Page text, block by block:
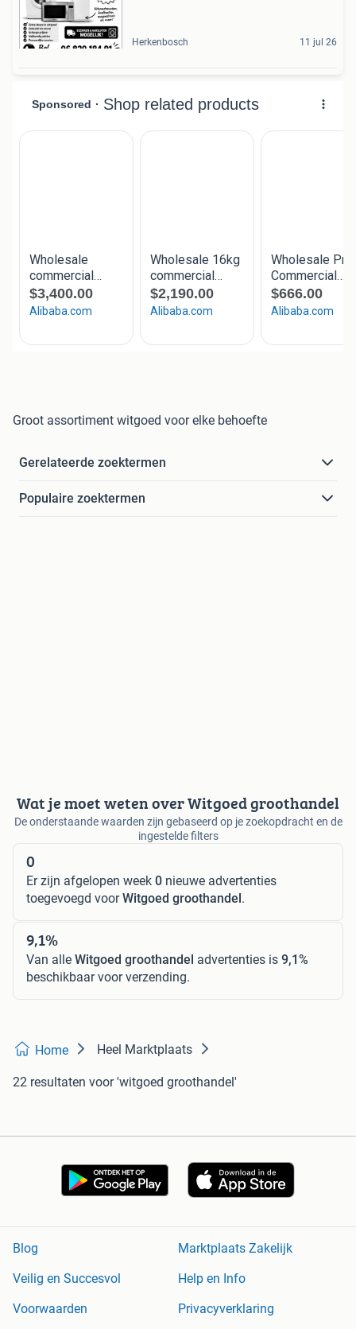
Herkenbosch 11 jul 26
Groot assortiment witgoed voor elke behoefte
Gerelateerde zoektermen
Populaire zoektermen
Wat je moet weten over Witgoed groothandel
De onderstaande waarden zijn gebaseerd op je zoekopdracht en de
ingestelde filters
0
Er zijn afgelopen week 0 nieuwe advertenties
toegevoegd voorWitgoed groothandel .
9,1%
Van alle Witgoed groothandel advertenties is 9,1%
beschikbaar voor verzending.
Home Heel Marktplaats
22 resultaten voor 'witgoed groothandel'
Blog
Marktplaats Zakelijk
Veilig en Succesvol
Help en Info
Voorwaarden
Privacyverklaring